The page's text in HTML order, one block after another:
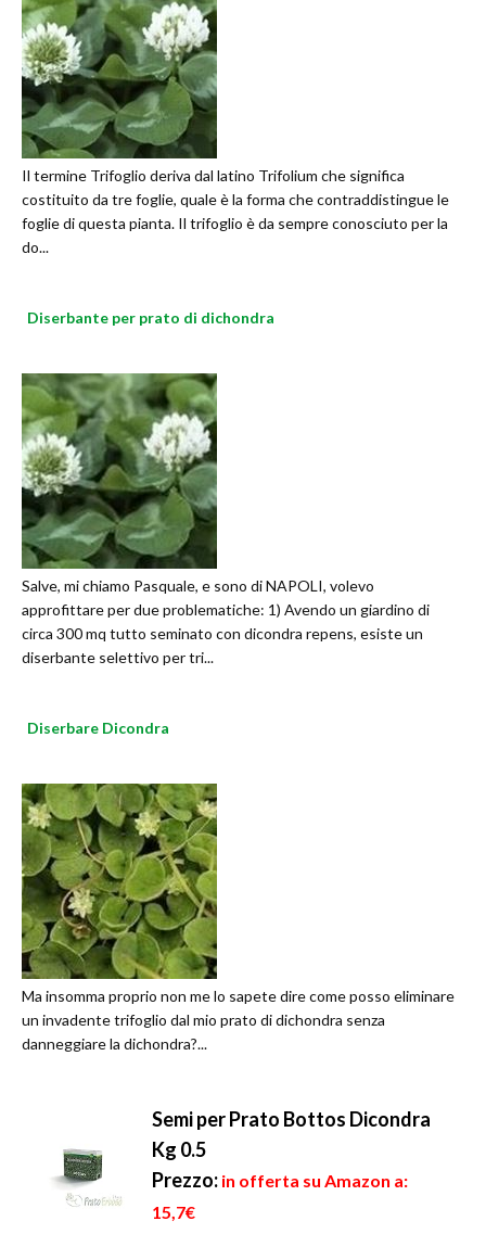
Il termine Trifoglio deriva dal latino Trifolium che significa
costituito da tre foglie, quale è la forma che contraddistingue le
foglie di questa pianta. Il trifoglio è da sempre conosciuto per la
do...
Diserbante per prato di dichondra
Salve, mi chiamo Pasquale, e sono di NAPOLI, volevo
approfittare per due problematiche: 1) Avendo un giardino di
circa 300 mq tutto seminato con dicondra repens, esiste un
diserbante selettivo per tri...
Diserbare Dicondra
Ma insomma proprio non me lo sapete dire come posso eliminare
un invadente trifoglio dal mio prato di dichondra senza
danneggiare la dichondra?...
Semi per Prato Bottos Dicondra
Kg 0.5
Prezzo: in offerta su Amazon a:
15,7€